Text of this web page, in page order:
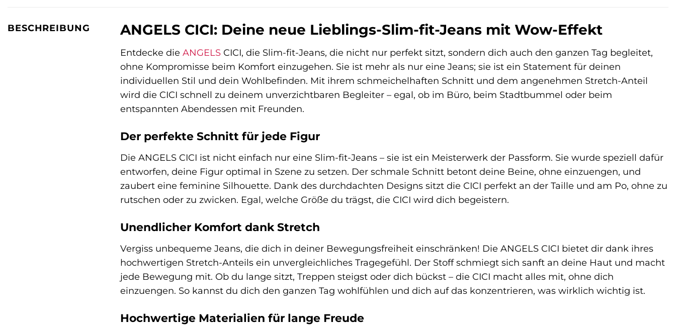
BESCHREIBUNG ANGELS CICI: Deine neue Lieblings-Slim-fit-Jeans mit Wow-Effekt
Entdecke die ANGELS CICI, die Slim-fit-Jeans, die nicht nur perfekt sitzt, sondern dich auch den ganzen Tag begleitet,
ohne Kompromisse beim Komfort einzugehen. Sie ist mehr als nur eine Jeans; sie ist ein Statement für deinen
individuellen Stil und dein Wohlbefinden. Mit ihrem schmeichelhaften Schnitt und dem angenehmen Stretch-Anteil
wird die CICI schnell zu deinem unverzichtbaren Begleiter – egal, ob im Büro, beim Stadtbummel oder beim
entspannten Abendessen mit Freunden.
Der perfekte Schnitt für jede Figur
Die ANGELS CICI ist nicht einfach nur eine Slim-fit-Jeans – sie ist ein Meisterwerk der Passform. Sie wurde speziell dafür
entworfen, deine Figur optimal in Szene zu setzen. Der schmale Schnitt betont deine Beine, ohne einzuengen, und
zaubert eine feminine Silhouette. Dank des durchdachten Designs sitzt die CICI perfekt an der Taille und am Po, ohne zu
rutschen oder zu zwicken. Egal, welche Größe du trägst, die CICI wird dich begeistern.
Unendlicher Komfort dank Stretch
Vergiss unbequeme Jeans, die dich in deiner Bewegungsfreiheit einschränken! Die ANGELS CICI bietet dir dank ihres
hochwertigen Stretch-Anteils ein unvergleichliches Tragegefühl. Der Stoff schmiegt sich sanft an deine Haut und macht
jede Bewegung mit. Ob du lange sitzt, Treppen steigst oder dich bückst – die CICI macht alles mit, ohne dich
einzuengen. So kannst du dich den ganzen Tag wohlfühlen und dich auf das konzentrieren, was wirklich wichtig ist.
Hochwertige Materialien für lange Freude